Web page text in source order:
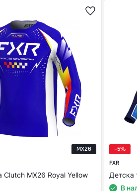
MX26
Clutch MX26 Royal Yellow
-5%
FXR
Детска
В